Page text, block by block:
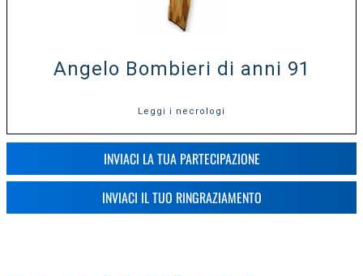
Angelo Bombieri di anni 91
Leggi i necrologi
INVIACI LA TUA PARTECIPAZIONE
INVIACI IL TUO RINGRAZIAMENTO